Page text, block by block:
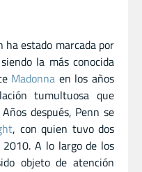
ha estado marcada por
la más conocida
Madonna en los años
tumultuosa que
después, Penn se
, con quien tuvo dos
A lo largo de los
objeto de atención